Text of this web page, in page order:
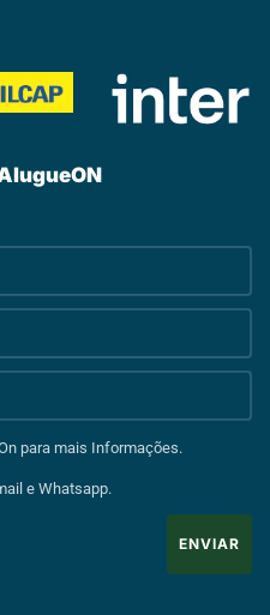
para mais Informações.
e Whatsapp.
ENVIAR